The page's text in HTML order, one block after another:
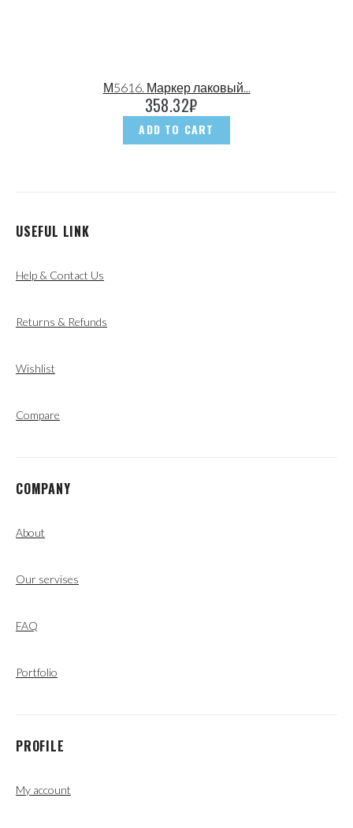
М5616. Маркер лаковый...
358.32₽
ADD TO CART
USEFUL LINK
Help & Contact Us
Returns & Refunds
Wishlist
Compare
COMPANY
About
Our servises
FAQ
Portfolio
PROFILE
My account